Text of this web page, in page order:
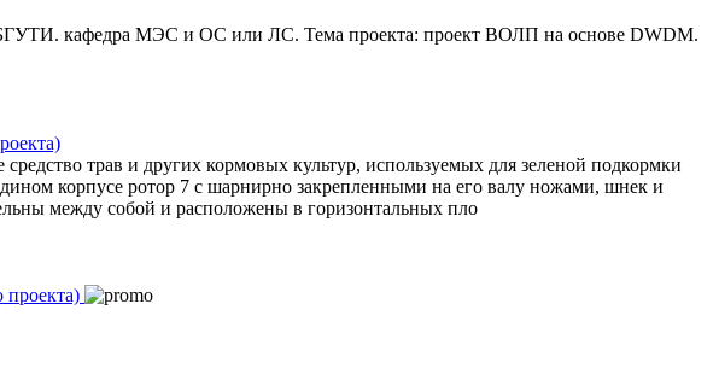
кафедра МЭС и ОС или ЛС. Тема проекта: проект ВОЛП на основе DWDM.
трав и других кормовых культур, используемых для зеленой подкормки
корпусе ротор 7 с шарнирно закрепленными на его валу ножами, шнек и
между собой и расположены в горизонтальных пло